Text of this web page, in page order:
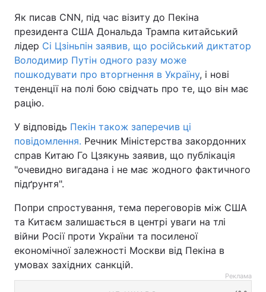
Як писав CNN, під час візиту до Пекіна
президента США Дональда Трампа китайський
лідер Сі Цзіньпін заявив, що російський диктатор
Володимир Путін одного разу може
пошкодувати про вторгнення в Україну, і нові
тенденції на полі бою свідчать про те, що він має
рацію.
У відповідь Пекін також заперечив ці
повідомлення. Речник Міністерства закордонних
справ Китаю Го Цзякунь заявив, що публікація
"очевидно вигадана і не має жодного фактичного
підґрунтя".
Попри спростування, тема переговорів між США
та Китаєм залишається в центрі уваги на тлі
війни Росії проти України та посиленої
економічної залежності Москви від Пекіна в
умовах західних санкцій.
Реклама